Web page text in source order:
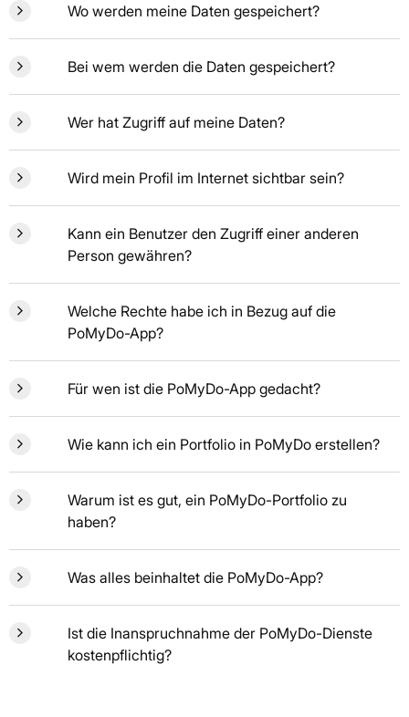
Wo werden meine Daten gespeichert?
Bei wem werden die Daten gespeichert?
Wer hat Zugriff auf meine Daten?
Wird mein Profil im Internet sichtbar sein?
Kann ein Benutzer den Zugriff einer anderen
Person gewähren?
Welche Rechte habe ich in Bezug auf die
PoMyDo-App?
Für wen ist die PoMyDo-App gedacht?
Wie kann ich ein Portfolio in PoMyDo erstellen?
Warum ist es gut, ein PoMyDo-Portfolio zu
haben?
Was alles beinhaltet die PoMyDo-App?
Ist die Inanspruchnahme der PoMyDo-Dienste
kostenpflichtig?